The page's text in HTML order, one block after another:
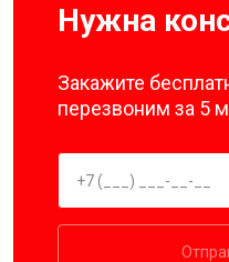
Нужна
Закажите
перезвоним за 5